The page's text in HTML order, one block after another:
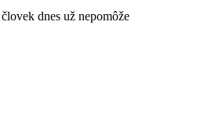
dnes už nepomôže